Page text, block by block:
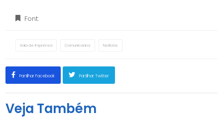
Font:
Sala de Imprensa Comunicados Notícias
Partilhar Facebook Partilhar Twitter
Veja Também